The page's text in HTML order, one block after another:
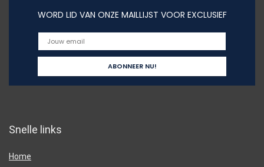
WORD LID VAN ONZE MAILLIJST VOOR EXCLUSIEF
Snelle links
Home